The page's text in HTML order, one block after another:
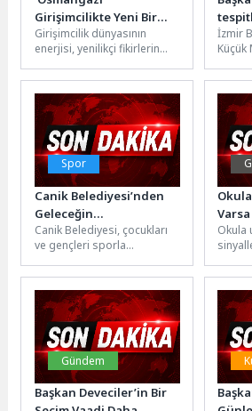
Girişimcilikte Yeni Bir
Dönem Başlatıyor
Girişimcilik dünyasının
enerjisi, yenilikçi fikirlerin
fırsatlarının dinamizmi bu
kez Osmangazi’de
buluşuyor. Osmangazi...
İzmir
Küçük
Spor
Canik Belediyesi’nden
Geleceğin
Şampiyonlarına Tam
Destek
Canik Belediyesi, çocukları
ve gençleri sporla
sporcu servisi
uygulamasıyla alkışları
topluyor.Canik Belediyesi,
ilçede...
Okula
Gündem
Başkan Deveciler’in Bir